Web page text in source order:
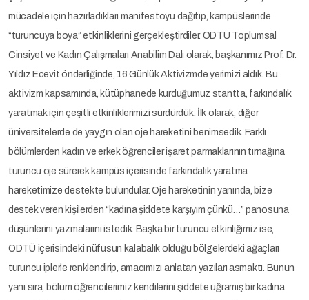
mücadele için hazırladıkları manifestoyu dağıtıp, kampüslerinde
“turuncuya boya” etkinliklerini gerçekleştirdiler. ODTÜ Toplumsal
Cinsiyet ve Kadın Çalışmaları Anabilim Dalı olarak, başkanımız Prof. Dr.
Yıldız Ecevit önderliğinde, 16 Günlük Aktivizmde yerimizi aldık. Bu
aktivizm kapsamında, kütüphanede kurduğumuz stantta, farkındalık
yaratmak için çeşitli etkinliklerimizi sürdürdük. İlk olarak, diğer
üniversitelerde de yaygın olan oje hareketini benimsedik. Farklı
bölümlerden kadın ve erkek öğrenciler işaret parmaklarının tırnağına
turuncu oje sürerek kampüs içerisinde farkındalık yaratma
hareketimize destekte bulundular. Oje hareketinin yanında, bize
destek veren kişilerden “kadına şiddete karşıyım çünkü…” panosuna
düşünlerini yazmalarını istedik. Başka bir turuncu etkinliğimiz ise,
ODTÜ içerisindeki nüfusun kalabalık olduğu bölgelerdeki ağaçları
turuncu iplerle renklendirip, amacımızı anlatan yazıları asmaktı. Bunun
yanı sıra, bölüm öğrencilerimiz kendilerini şiddete uğramış bir kadına